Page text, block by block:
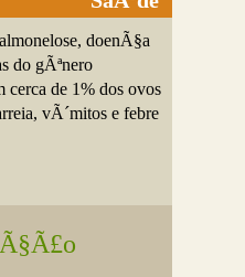
doenÃ§a
do gÃªnero
cerca de 1% dos ovos
vÃ´mitos e febre